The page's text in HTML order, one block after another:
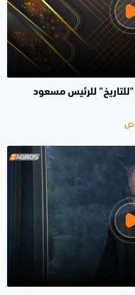
"للتاريخ" للرئيس مسعود